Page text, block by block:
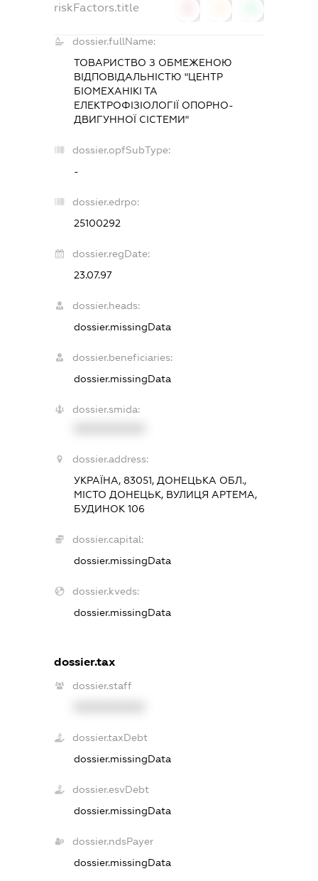
riskFactors.title
dossier.fullName:
ТОВАРИСТВО З ОБМЕЖЕНОЮ
ВІДПОВІДАЛЬНІСТЮ "ЦЕНТР
БІОМЕХАНІКІ ТА
ЕЛЕКТРОФІЗІОЛОГІЇ ОПОРНО-
ДВИГУННОЇ СІСТЕМИ"
dossier.opfSubType:
-
dossier.edrpo:
25100292
dossier.regDate:
23.07.97
dossier.heads:
dossier.missingData
dossier.beneficiaries:
dossier.missingData
dossier.smida:
dossier.address:
УКРАЇНА, 83051, ДОНЕЦЬКА ОБЛ.,
МІСТО ДОНЕЦЬК, ВУЛИЦЯ АРТЕМА,
БУДИНОК 106
dossier.capital:
dossier.missingData
dossier.kveds:
dossier.missingData
dossier.tax
dossier.staff
dossier.taxDebt
dossier.missingData
dossier.esvDebt
dossier.missingData
dossier.ndsPayer
dossier.missingData